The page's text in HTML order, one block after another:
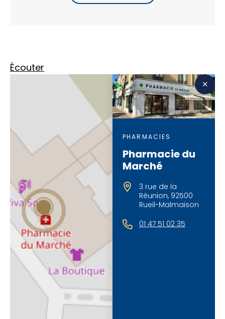
Écouter
PHARMACIES
Pharmacie du
Marché
3 rue de la
Réunion, 92500
Rueil-Malmaison
01 47 51 02 35